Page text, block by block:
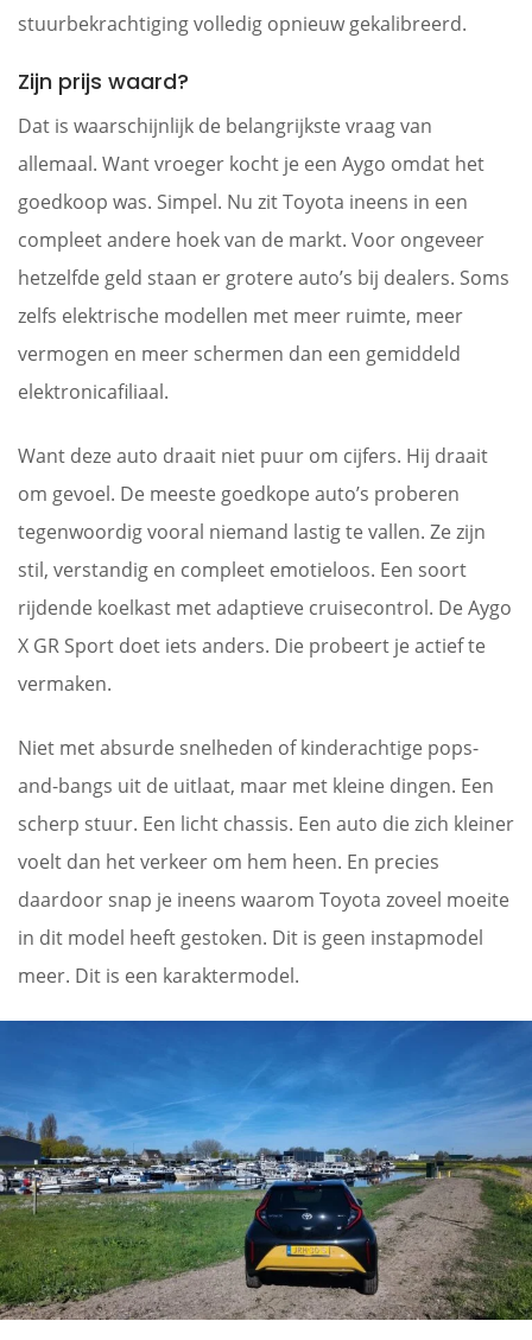
stuurbekrachtiging volledig opnieuw gekalibreerd.
Zijn prijs waard?
Dat is waarschijnlijk de belangrijkste vraag van
allemaal. Want vroeger kocht je een Aygo omdat het
goedkoop was. Simpel. Nu zit Toyota ineens in een
compleet andere hoek van de markt. Voor ongeveer
hetzelfde geld staan er grotere auto’s bij dealers. Soms
zelfs elektrische modellen met meer ruimte, meer
vermogen en meer schermen dan een gemiddeld
elektronicafiliaal.
Want deze auto draait niet puur om cijfers. Hij draait
om gevoel. De meeste goedkope auto’s proberen
tegenwoordig vooral niemand lastig te vallen. Ze zijn
stil, verstandig en compleet emotieloos. Een soort
rijdende koelkast met adaptieve cruisecontrol. De Aygo
X GR Sport doet iets anders. Die probeert je actief te
vermaken.
Niet met absurde snelheden of kinderachtige pops-
and-bangs uit de uitlaat, maar met kleine dingen. Een
scherp stuur. Een licht chassis. Een auto die zich kleiner
voelt dan het verkeer om hem heen. En precies
daardoor snap je ineens waarom Toyota zoveel moeite
in dit model heeft gestoken. Dit is geen instapmodel
meer. Dit is een karaktermodel.